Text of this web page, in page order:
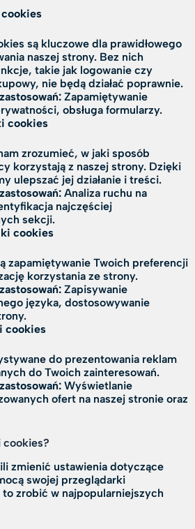
są kluczowe dla prawidłowego
naszej strony. Bez nich
takie jak logowanie czy
nie będą działać poprawnie.
Zapamiętywanie
obsługa formularzy.
cookies
zrozumieć, w jaki sposób
korzystają z naszej strony. Dzięki
ulepszać jej działanie i treści.
Analiza ruchu na
najczęściej
sekcji.
cookies
zapamiętywanie Twoich preferencji
korzystania ze strony.
Zapisywanie
języka, dostosowywanie
cookies
do prezentowania reklam
do Twoich zainteresowań.
Wyświetlanie
ofert na naszej stronie oraz
cookies?
zmienić ustawienia dotyczące
swojej przeglądarki
zrobić w najpopularniejszych